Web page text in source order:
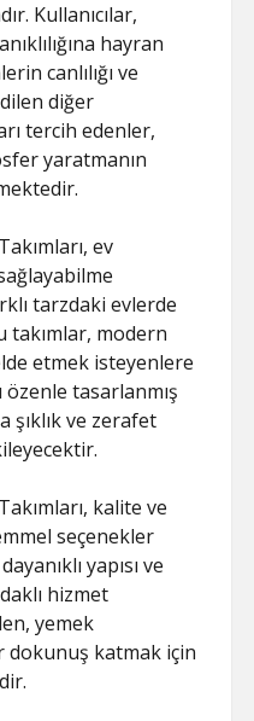
Kullanıcılar,
hayran
canlılığı ve
diğer
tercih edenler,
yaratmanın
ev
tarzdaki evlerde
takımlar, modern
etmek isteyenlere
tasarlanmış
şıklık ve zerafet
kalite ve
seçenekler
yapısı ve
hizmet
yemek
dokunuş katmak için